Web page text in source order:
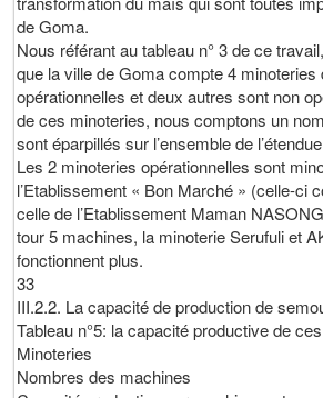
de Goma.
Nous référant au tableau n° 3 de ce
que la ville de Goma compte 4 minoteries
opérationnelles et deux autres sont non
de ces minoteries, nous comptons un
sont éparpillés sur l’ensemble de
Les 2 minoteries opérationnelles sont
l’Etablissement « Bon Marché » (celle-ci
celle de l’Etablissement Maman
tour 5 machines, la minoterie Serufuli et
fonctionnent plus.
33
III.2.2. La capacité de production de
Tableau n°5: la capacité productive de
Minoteries
Nombres des machines